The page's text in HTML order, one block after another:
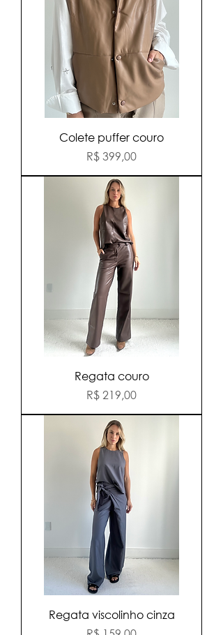
Colete puffer couro
Preço
R$ 399,00
Regata couro
Preço
R$ 219,00
Regata viscolinho cinza